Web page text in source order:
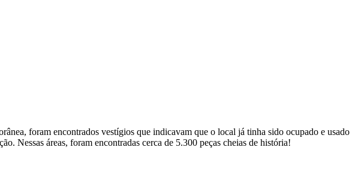
foram encontrados vestígios que indicavam que o local já tinha sido ocupado e usado
Nessas áreas, foram encontradas cerca de 5.300 peças cheias de história!